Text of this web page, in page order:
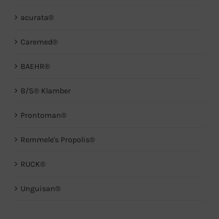
acurata®
Caremed®
BAEHR®
B/S® Klamber
Prontoman®
Remmele's Propolis®
RUCK®
Unguisan®